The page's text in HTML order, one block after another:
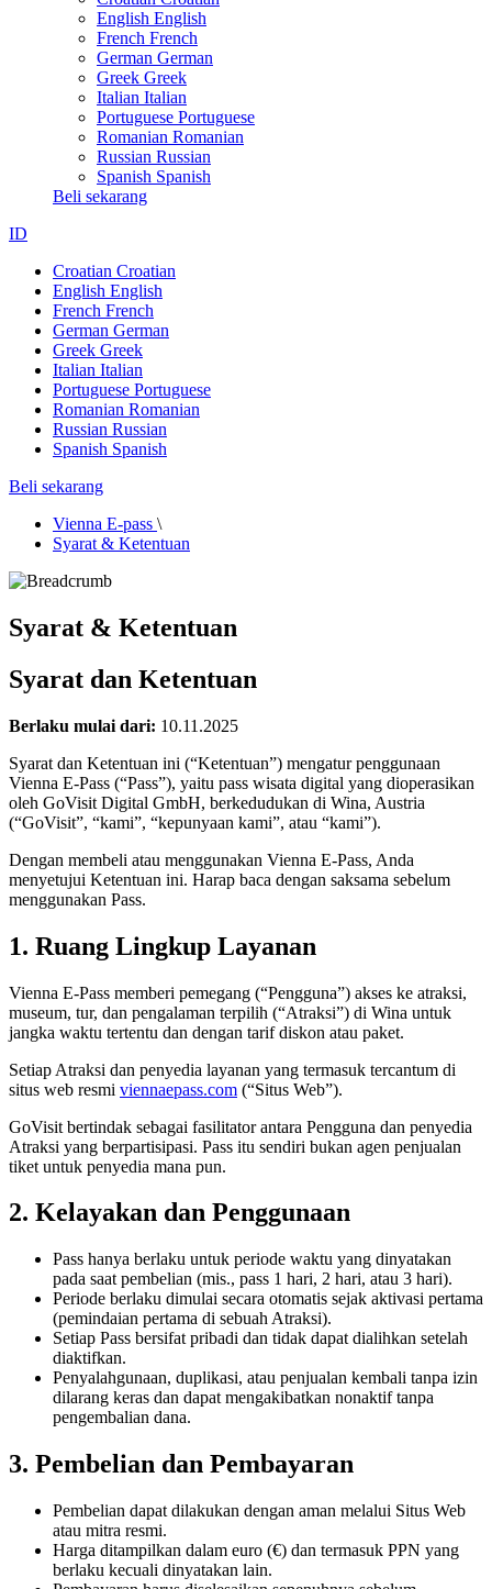
English English
French French
German German
Greek Greek
Italian Italian
Portuguese Portuguese
Romanian Romanian
Russian Russian
Spanish Spanish
Beli sekarang
ID
Croatian Croatian
English English
French French
German German
Greek Greek
Italian Italian
Portuguese Portuguese
Romanian Romanian
Russian Russian
Spanish Spanish
Beli sekarang
Vienna E-pass \
Syarat & Ketentuan
Syarat & Ketentuan
Syarat dan Ketentuan
Berlaku mulai dari: 10.11.2025
Syarat dan Ketentuan ini (“Ketentuan”) mengatur penggunaan
Vienna E-Pass (“Pass”), yaitu pass wisata digital yang dioperasikan
oleh GoVisit Digital GmbH, berkedudukan di Wina, Austria
(“GoVisit”, “kami”, “kepunyaan kami”, atau “kami”).
Dengan membeli atau menggunakan Vienna E-Pass, Anda
menyetujui Ketentuan ini. Harap baca dengan saksama sebelum
menggunakan Pass.
1. Ruang Lingkup Layanan
Vienna E-Pass memberi pemegang (“Pengguna”) akses ke atraksi,
museum, tur, dan pengalaman terpilih (“Atraksi”) di Wina untuk
jangka waktu tertentu dan dengan tarif diskon atau paket.
Setiap Atraksi dan penyedia layanan yang termasuk tercantum di
situs web resmi viennaepass.com (“Situs Web”).
GoVisit bertindak sebagai fasilitator antara Pengguna dan penyedia
Atraksi yang berpartisipasi. Pass itu sendiri bukan agen penjualan
tiket untuk penyedia mana pun.
2. Kelayakan dan Penggunaan
Pass hanya berlaku untuk periode waktu yang dinyatakan
pada saat pembelian (mis., pass 1 hari, 2 hari, atau 3 hari).
Periode berlaku dimulai secara otomatis sejak aktivasi pertama
(pemindaian pertama di sebuah Atraksi).
Setiap Pass bersifat pribadi dan tidak dapat dialihkan setelah
diaktifkan.
Penyalahgunaan, duplikasi, atau penjualan kembali tanpa izin
dilarang keras dan dapat mengakibatkan nonaktif tanpa
pengembalian dana.
3. Pembelian dan Pembayaran
Pembelian dapat dilakukan dengan aman melalui Situs Web
atau mitra resmi.
Harga ditampilkan dalam euro (€) dan termasuk PPN yang
berlaku kecuali dinyatakan lain.